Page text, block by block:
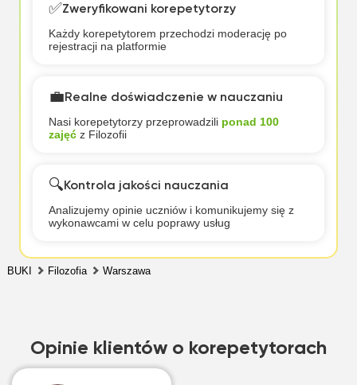
✅Zweryfikowani korepetytorzy
Każdy korepetytorem przechodzi moderację po
rejestracji na platformie
💼Realne doświadczenie w nauczaniu
Nasi korepetytorzy przeprowadzili ponad 100
zajęćz Filozofii
🔍Kontrola jakości nauczania
Analizujemy opinie uczniów i komunikujemy się z
wykonawcami w celu poprawy usług
BUKI Filozofia Warszawa
Opinie klientów o korepetytorach